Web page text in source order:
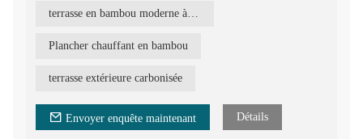
Grâce aux techniques de pressage à chaud, les panneaux
deviennent très durables, durs et solides. Le panneau de
extérieures.
Il existe quatre options de conception de surface pour les
terrasses en bambou REBO : grandes vagues, petites vagues,
vous voulez.
terrasse en bambou moderne à haute densité
Plancher chauffant en bambou
terrasse extérieure carbonisée
Envoyer enquête maintenant Détails